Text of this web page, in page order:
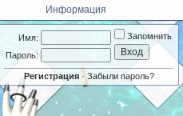
Имя:
Пароль:
Запомнить
Регистрация·Забыли пароль?
Информация